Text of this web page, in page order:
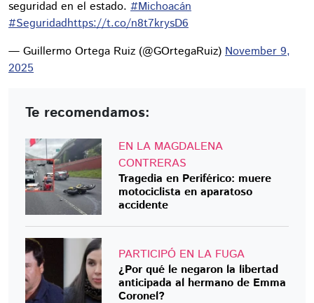
seguridad en el estado. #Michoacán
#Seguridadhttps://t.co/n8t7krysD6
— Guillermo Ortega Ruiz (@GOrtegaRuiz) November 9,
2025
Te recomendamos:
EN LA MAGDALENA
CONTRERAS
Tragedia en Periférico: muere
motociclista en aparatoso
accidente
PARTICIPÓ EN LA FUGA
¿Por qué le negaron la libertad
anticipada al hermano de Emma
Coronel?